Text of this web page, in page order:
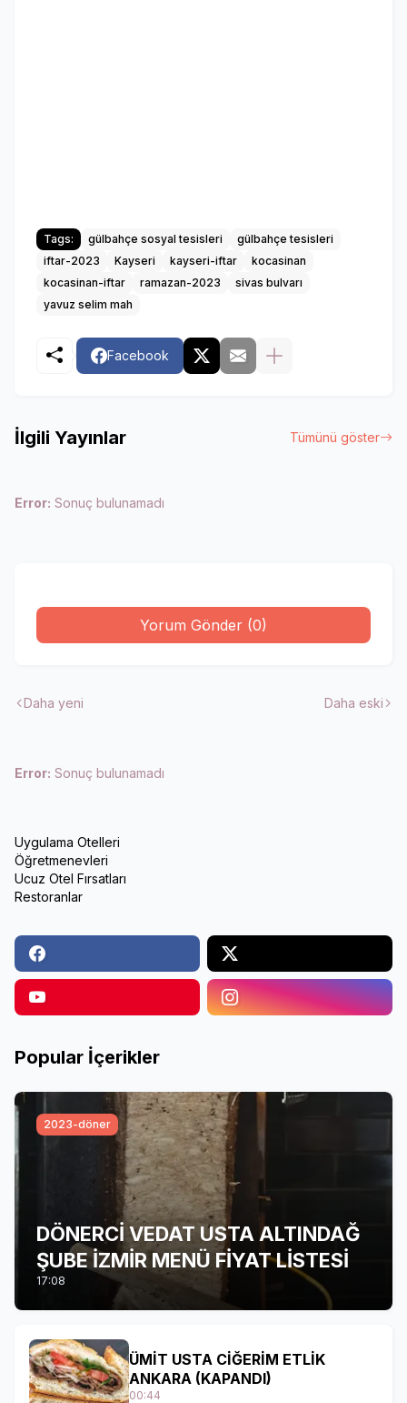
Tags: gülbahçe sosyal tesisleri
gülbahçe tesisleri
iftar-2023
Kayseri kayseri-iftar
kocasinan
kocasinan-iftar
ramazan-2023
sivas bulvarı
yavuz selim mah
Facebook
İlgili Yayınlar Tümünü göster
Error: Sonuç bulunamadı
Yorum Gönder (0)
Daha yeni Daha eski
Error: Sonuç bulunamadı
Uygulama Otelleri
Öğretmenevleri
Ucuz Otel Fırsatları
Restoranlar
Popular İçerikler
2023-döner
DÖNERCİ VEDAT USTA ALTINDAĞ
ŞUBE İZMİR MENÜ FİYAT LİSTESİ
17:08
ÜMİT USTA CİĞERİM ETLİK
ANKARA (KAPANDI)
00:44